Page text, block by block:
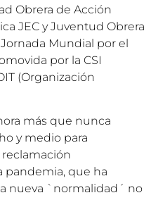
Obrera de Acción
JEC y Juventud Obrera
Jornada Mundial por el
por la CSI
(Organización
más que nunca
y medio para
reclamación
pandemia, que ha
nueva `normalidad´ no